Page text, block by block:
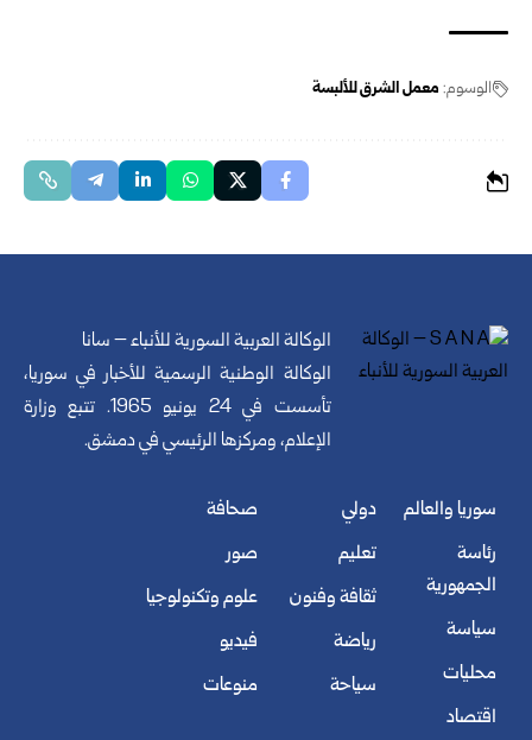
الوسوم: معمل الشرق للألبسة
الوكالة العربية السورية للأنباء – سانا
الوكالة الوطنية الرسمية للأخبار في سوريا،
تأسست في 24 يونيو 1965. تتبع وزارة
الإعلام، ومركزها الرئيسي في دمشق.
سوريا والعالم
رئاسة
الجمهورية
سياسة
محليات
اقتصاد
دولي
تعليم
ثقافة وفنون
رياضة
سياحة
صحافة
صور
علوم وتكنولوجيا
فيديو
منوعات